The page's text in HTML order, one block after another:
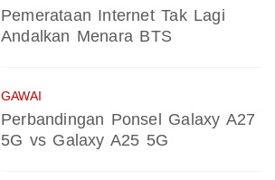
Pemerataan Internet Tak Lagi
Andalkan Menara BTS
GAWAI
Perbandingan Ponsel Galaxy A27
5G vs Galaxy A25 5G